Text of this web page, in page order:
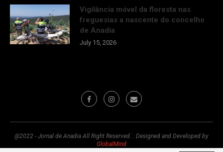
Vigilância móvel da floresta nas
freguesias a nascente do concelho
de Anadia
July 15, 2026
@2022 - Jornal de Anadia All Right Reserved. . Designed and Developed by
GlobalMind